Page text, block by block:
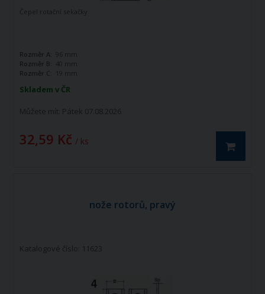
Skladem v ČR
Můžete mít: Pátek 07.08.2026
32,59 Kč / ks
Čepel rotační sekačky
Rozměr A:
96 mm
Rozměr B:
40 mm
Rozměr C:
19 mm
nože rotorů, pravý
Katalogové číslo: 11623